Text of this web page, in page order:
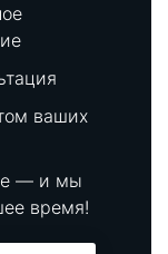
ваших
— и мы
время!